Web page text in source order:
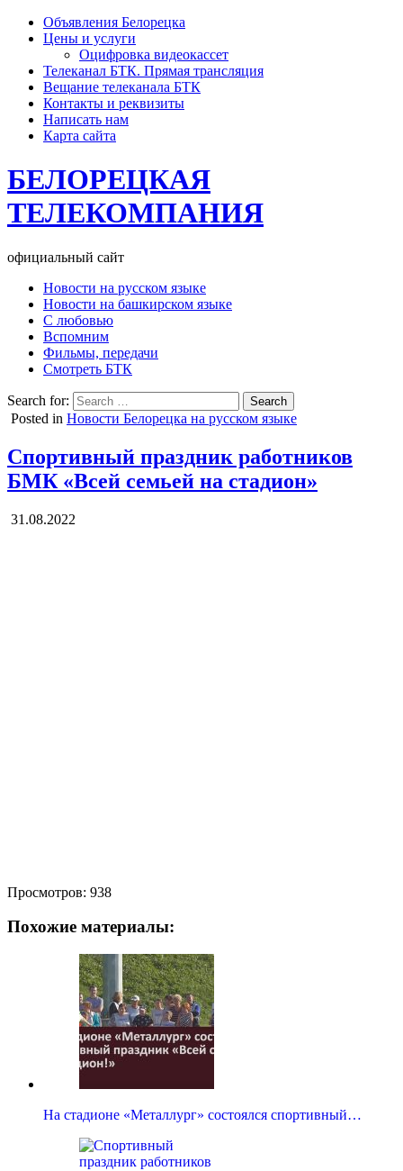
Объявления Белорецка
Цены и услуги
Оцифровка видеокассет
Телеканал БТК. Прямая трансляция
Вещание телеканала БТК
Контакты и реквизиты
Написать нам
Карта сайта
БЕЛОРЕЦКАЯ
ТЕЛЕКОМПАНИЯ
официальный сайт
Новости на русском языке
Новости на башкирском языке
С любовью
Вспомним
Фильмы, передачи
Смотреть БТК
Search for:
Posted in Новости Белорецка на русском языке
Спортивный праздник работников
БМК «Всей семьей на стадион»
31.08.2022
Просмотров: 938
Похожие материалы:
На стадионе «Металлург» состоялся спортивный…